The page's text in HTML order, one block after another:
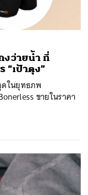
งว่ายน้ำ ที่
เป้าตุง”
ดในยุทธภพ
ขายในราคา
EMAIL